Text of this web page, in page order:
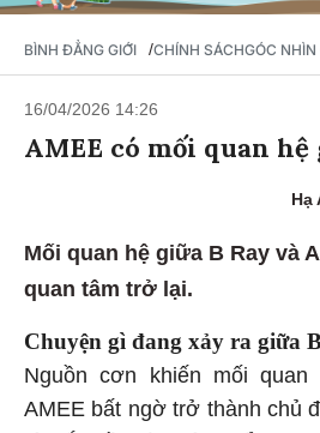
BÌNH ĐẲNG GIỚI /CHÍNH SÁCHGÓC NHÌN
16/04/2026 14:26
AMEE có mối quan hệ
Hạ
Mối quan hệ giữa B Ray và
quan tâm trở lại.
Chuyện gì đang xảy ra giữa
Nguồn cơn khiến mối
AMEE bất ngờ trở thành chủ